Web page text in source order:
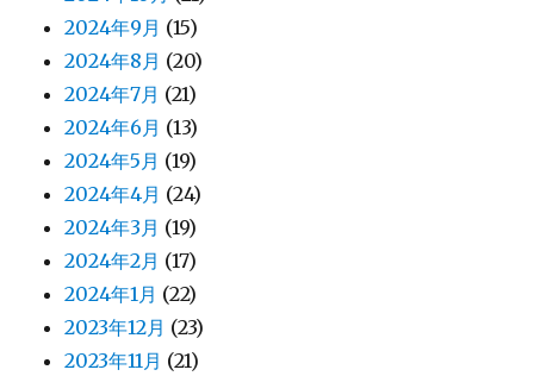
2024年9月 (15)
2024年8月 (20)
2024年7月 (21)
2024年6月 (13)
2024年5月 (19)
2024年4月 (24)
2024年3月 (19)
2024年2月 (17)
2024年1月 (22)
2023年12月 (23)
2023年11月 (21)